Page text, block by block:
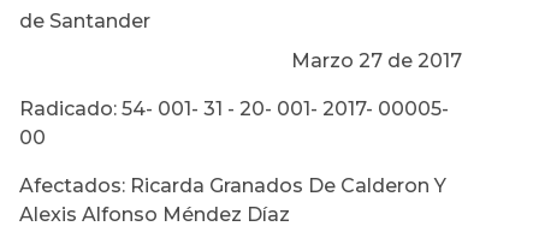
de Santander
Marzo 27 de 2017
Radicado: 54- 001- 31 - 20- 001- 2017- 00005-
00
Afectados: Ricarda Granados De Calderon Y
Alexis Alfonso Méndez Díaz